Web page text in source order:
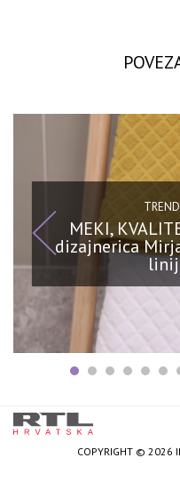
MEKI,
dizajnerica
COPYRIGHT © 2026